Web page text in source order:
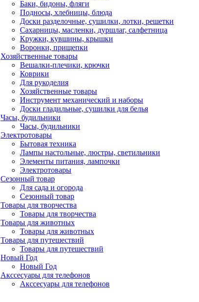
Баки, бидоны, фляги
Подносы, хлебницы, блюда
Доски разделочные, сушилки, лотки, решетки
Сахарницы, масленки, дуршлаг, салфетница
Кружки, кувшины, крышки
Воронки, прищепки
Хозяйственные товары
Вешалки-плечики, крючки
Коврики
Для рукоделия
Хозяйственные товары
Инструмент механический и наборы
Доски гладильные, сушилки для белья
Часы, будильники
Часы, будильники
Электротовары
Бытовая техника
Лампы настольные, люстры, светильники
Элементы питания, лампочки
Электротовары
Сезонный товар
Для сада и огорода
Сезонный товар
Товары для творчества
Товары для творчества
Товары для животных
Товары для животных
Товары для путешествий
Товары для путешествий
Новый Год
Новый Год
Акссесуары для телефонов
Акссесуары для телефонов